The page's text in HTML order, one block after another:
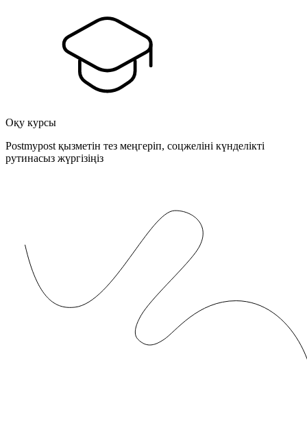
Оқу курсы
Postmypost қызметін тез меңгеріп, соцжеліні күнделікті
рутинасыз жүргізіңіз